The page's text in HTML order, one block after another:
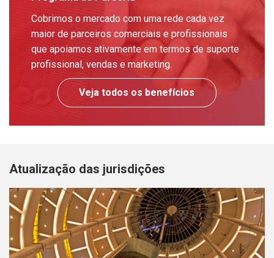
Cobrimos o mercado com uma rede cada vez
maior de parceiros comerciais e profissionais
que apoiamos ativamente em termos de suporte
profissional, vendas e marketing.
Veja todos os benefícios
Atualização das jurisdições